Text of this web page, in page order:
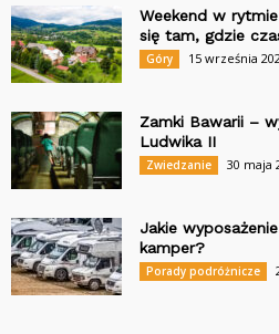
Weekend w
się tam, gdzie
Góry 15 września
Zamki Bawarii –
Ludwika II
Zwiedzanie 30 maja
Jakie
kamper?
Porady podróżnicze